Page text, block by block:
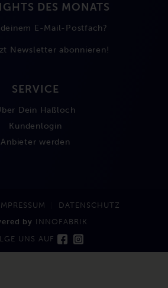
DES MONATS
E-Mail-Postfach?
Newsletter abonnieren!
SERVICE
Dein Haßloch
Kundenlogin
Anbieter werden
DATENSCHUTZ
by INNOFABRIK
UNS AUF